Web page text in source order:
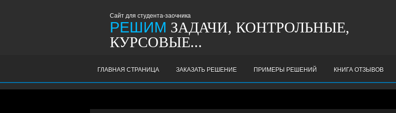
Сайт для студента-заочника
РЕШИМ ЗАДАЧИ, КОНТРОЛЬНЫЕ,
КУРСОВЫЕ...
ГЛАВНАЯ СТРАНИЦА ЗАКАЗАТЬ РЕШЕНИЕ ПРИМЕРЫ РЕШЕНИЙ КНИГА ОТЗЫВОВ